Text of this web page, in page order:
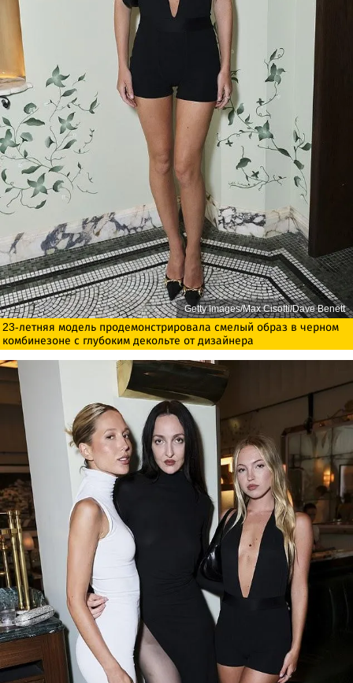
Getty Images/Max Cisotti/Dave Benett
23-летняя модель продемонстрировала смелый образ в черном
комбинезоне с глубоким декольте от дизайнера